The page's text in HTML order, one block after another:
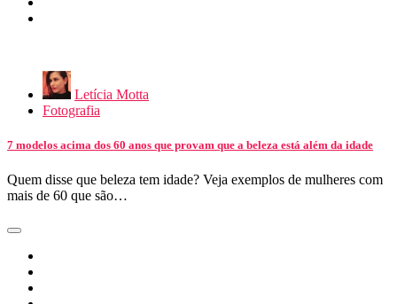
Letícia Motta
Fotografia
7 modelos acima dos 60 anos que provam que a beleza está além da idade
Quem disse que beleza tem idade? Veja exemplos de mulheres com
mais de 60 que são…